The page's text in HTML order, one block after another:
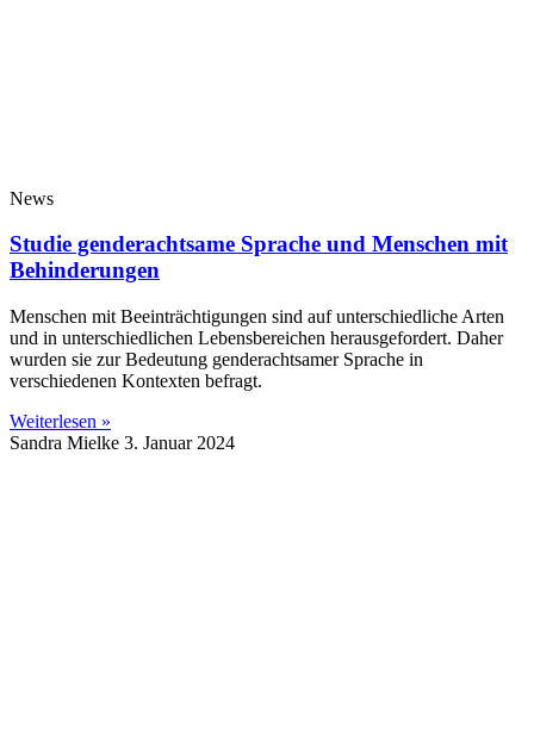
News
Studie genderachtsame Sprache und Menschen mit
Behinderungen
Menschen mit Beeinträchtigungen sind auf unterschiedliche Arten
und in unterschiedlichen Lebensbereichen herausgefordert. Daher
wurden sie zur Bedeutung genderachtsamer Sprache in
verschiedenen Kontexten befragt.
Weiterlesen »
Sandra Mielke 3. Januar 2024